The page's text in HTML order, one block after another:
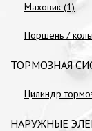
Маховик (1)
Поршень /
ТОРМОЗНАЯ
Цилиндр
НАРУЖНЫЕ